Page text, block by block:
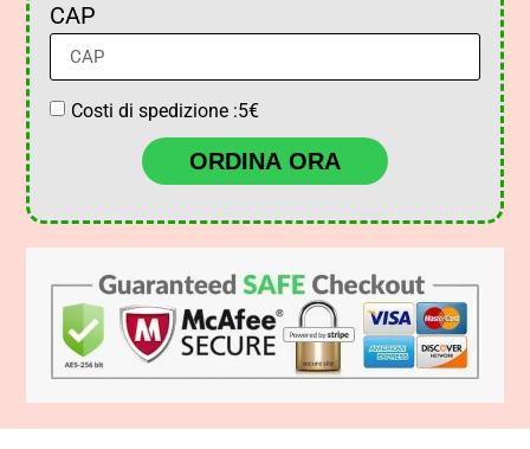
CAP
Costi di spedizione :5€
ORDINA ORA